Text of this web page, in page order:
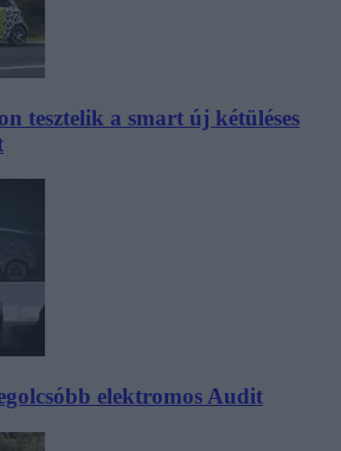
tesztelik a smart új kétüléses
elektromos Audit